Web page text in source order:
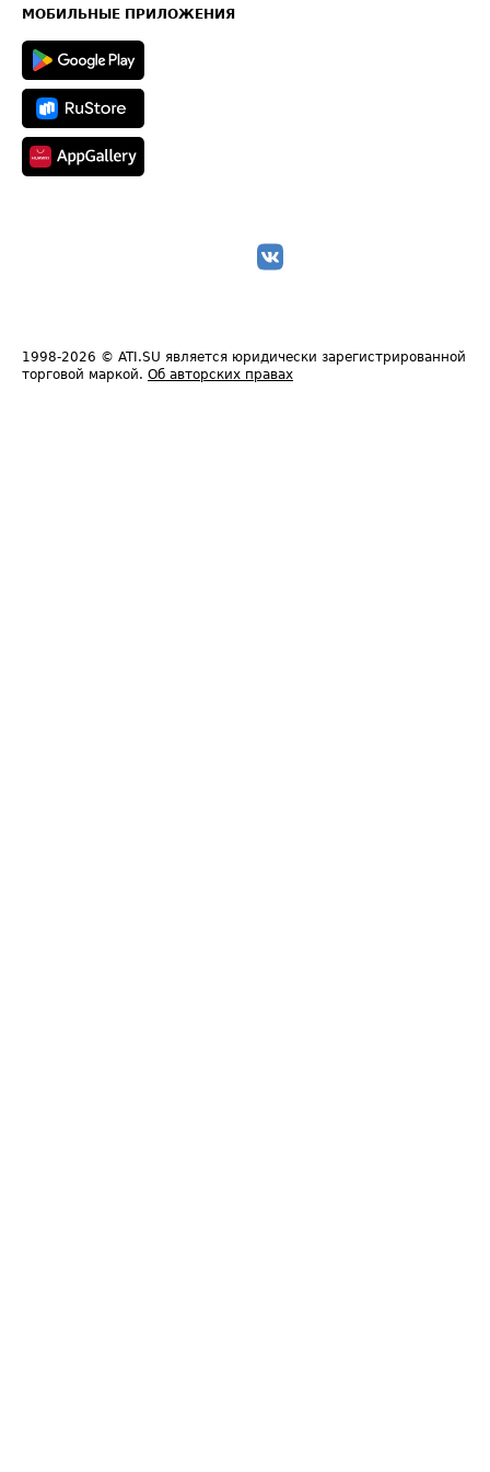
Техническая информация
МОБИЛЬНЫЕ ПРИЛОЖЕНИЯ
1998-2026 © ATI.SU является юридически зарегистрированной
торговой маркой. Об авторских правах